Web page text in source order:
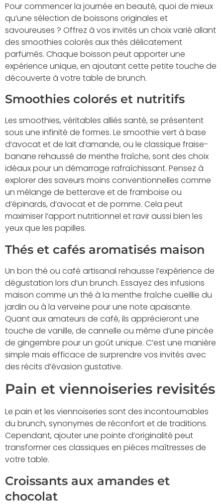
Pour commencer la journée en beauté, quoi de mieux
qu’une sélection de boissons originales et
savoureuses ? Offrez à vos invités un choix varié allant
des smoothies colorés aux thés délicatement
parfumés. Chaque boisson peut apporter une
expérience unique, en ajoutant cette petite touche de
découverte à votre table de brunch.
Smoothies colorés et nutritifs
Les smoothies, véritables alliés santé, se présentent
sous une infinité de formes. Le smoothie vert à base
d’avocat et de lait d’amande, ou le classique fraise-
banane rehaussé de menthe fraîche, sont des choix
idéaux pour un démarrage rafraîchissant. Pensez à
explorer des saveurs moins conventionnelles comme
un mélange de betterave et de framboise ou
d’épinards, d’avocat et de pomme. Cela peut
maximiser l’apport nutritionnel et ravir aussi bien les
yeux que les papilles.
Thés et cafés aromatisés maison
Un bon thé ou café artisanal rehausse l’expérience de
dégustation lors d’un brunch. Essayez des infusions
maison comme un thé à la menthe fraîche cueillie du
jardin ou à la verveine pour une note apaisante.
Quant aux amateurs de café, ils apprécieront une
touche de vanille, de cannelle ou même d’une pincée
de gingembre pour un goût unique. C’est une manière
simple mais efficace de surprendre vos invités avec
des récits d’évasion gustative.
Pain et viennoiseries revisités
Le pain et les viennoiseries sont des incontournables
du brunch, synonymes de réconfort et de traditions.
Cependant, ajouter une pointe d’originalité peut
transformer ces classiques en pièces maîtresses de
votre table.
Croissants aux amandes et
chocolat